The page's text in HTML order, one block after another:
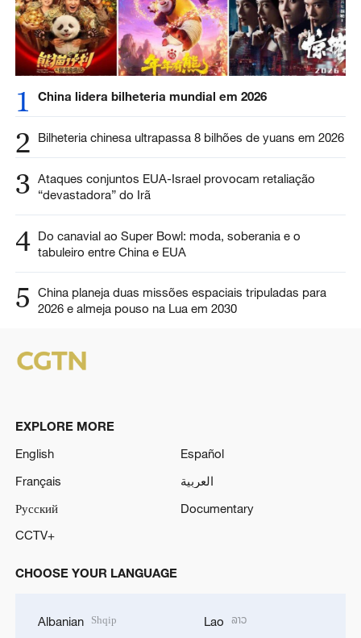
1 China lidera bilheteria mundial em 2026
2 Bilheteria chinesa ultrapassa 8 bilhões de yuans em 2026
3 Ataques conjuntos EUA-Israel provocam retaliação
“devastadora” do Irã
4 Do canavial ao Super Bowl: moda, soberania e o
tabuleiro entre China e EUA
5
China planeja duas missões espaciais tripuladas para
2026 e almeja pouso na Lua em 2030
EXPLORE MORE
English
Español
Français
العربية
Русский
Documentary
CCTV+
CHOOSE YOUR LANGUAGE
Albanian Shqip Lao ລາວ